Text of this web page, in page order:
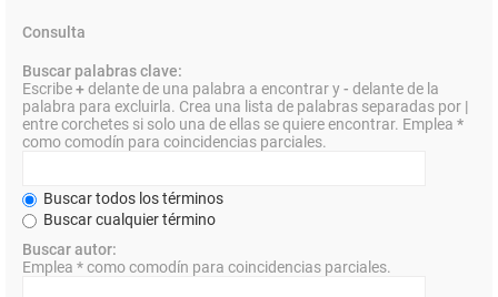
Consulta
Buscar palabras clave:
Escribe+delante de una palabra a encontrar y- delante de la
palabra para excluirla. Crea una lista de palabras separadas por |
entre corchetes si solo una de ellas se quiere encontrar. Emplea *
como comodín para coincidencias parciales.
Buscar todos los términos
Buscar cualquier término
Buscar autor:
Emplea * como comodín para coincidencias parciales.